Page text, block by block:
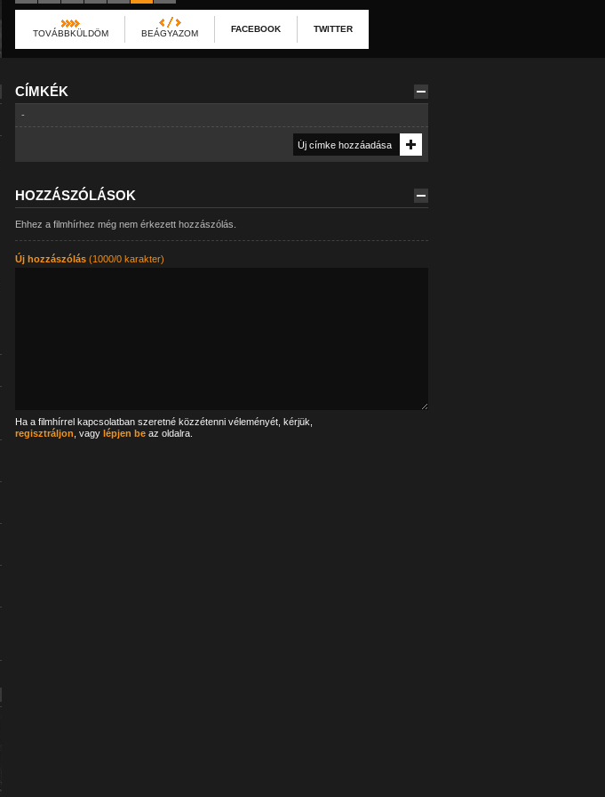
TOVÁBBKÜLDÖM BEÁGYAZOM FACEBOOK TWITTER
CÍMKÉK
-
HOZZÁSZÓLÁSOK
Ehhez a filmhírhez még nem érkezett hozzászólás.
Új hozzászólás(1000/0 karakter)
Ha a filmhírrel kapcsolatban szeretné közzétenni véleményét, kérjük,
regisztráljon , vagy lépjen beaz oldalra.